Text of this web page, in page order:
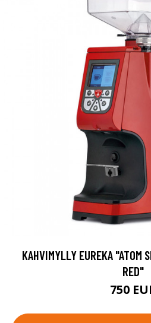
KAHVIMYLLY EUREKA "ATOM
RED"
750